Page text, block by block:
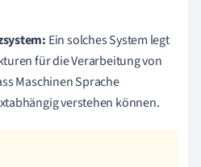
Ein solches System legt
für die Verarbeitung von
Maschinen Sprache
verstehen können.